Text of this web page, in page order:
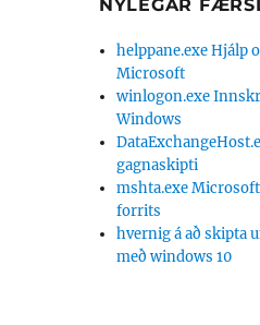
NÝLEGAR
helppane.exe Hjálp
Microsoft
winlogon.exe
Windows
gagnaskipti
mshta.exe
forrits
hvernig á að skipta
með windows 10